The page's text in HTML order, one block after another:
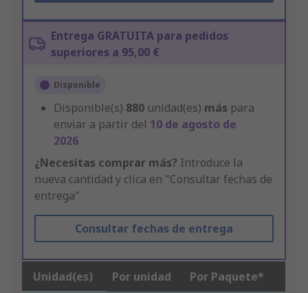
Entrega GRATUITA para pedidos
superiores a 95,00 €
Disponible
Disponible(s) 880 unidad(es) más para
enviar a partir del 10 de agosto de
2026
¿Necesitas comprar más? Introduce la
nueva cantidad y clica en "Consultar fechas de
entrega"
Consultar fechas de entrega
Unidad(es) Por unidad Por Paquete*